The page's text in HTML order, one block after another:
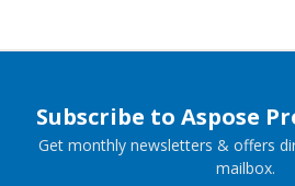
Subscribe to Aspose
Get monthly newsletters & offers
mailbox.